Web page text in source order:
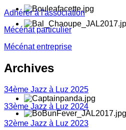
Adhérer à l'association
Mécénat particulier
Mécénat entreprise
Archives
34ème Jazz à Luz 2025
33ème Jazz à Luz 2024
32ème Jazz à Luz 2023